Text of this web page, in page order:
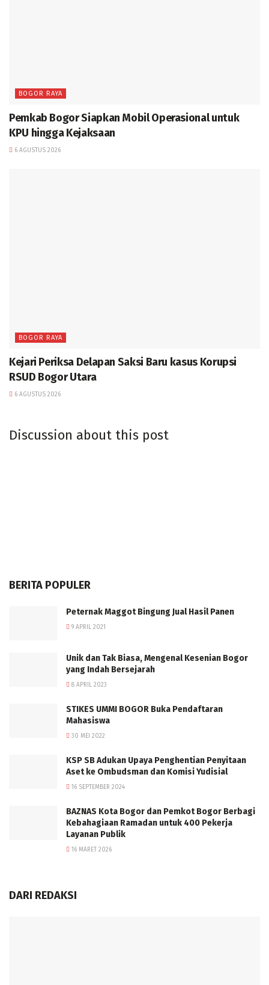
BOGOR RAYA
Pemkab Bogor Siapkan Mobil Operasional untuk
KPU hingga Kejaksaan
6 AGUSTUS 2026
BOGOR RAYA
Kejari Periksa Delapan Saksi Baru kasus Korupsi
RSUD Bogor Utara
6 AGUSTUS 2026
Discussion about this post
BERITA POPULER
Peternak Maggot Bingung Jual Hasil Panen
9 APRIL 2021
Unik dan Tak Biasa, Mengenal Kesenian Bogor
yang Indah Bersejarah
8 APRIL 2023
STIKES UMMI BOGOR Buka Pendaftaran
Mahasiswa
30 MEI 2022
KSP SB Adukan Upaya Penghentian Penyitaan
Aset ke Ombudsman dan Komisi Yudisial
16 SEPTEMBER 2024
BAZNAS Kota Bogor dan Pemkot Bogor Berbagi
Kebahagiaan Ramadan untuk 400 Pekerja
Layanan Publik
16 MARET 2026
DARI REDAKSI